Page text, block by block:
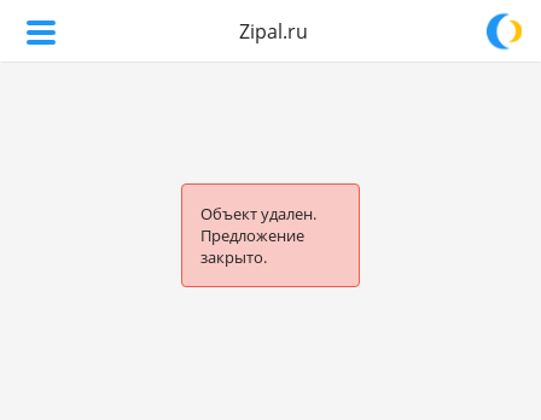
Zipal.ru
Объект удален.
Предложение
закрыто.